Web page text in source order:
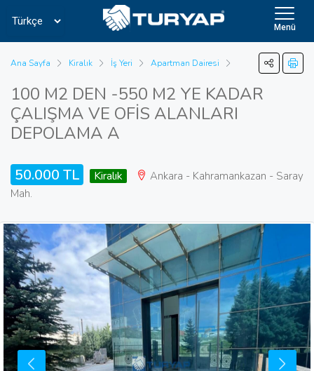
Menü
Ana Sayfa Kiralık İş Yeri Apartman Dairesi
100 M2 DEN -550 M2 YE KADAR
ÇALIŞMA VE OFİS ALANLARI
DEPOLAMA A
50.000 TL Kiralık
Ankara - Kahramankazan - Saray
Mah.